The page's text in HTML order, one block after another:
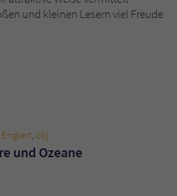
und kleinen Lesern viel Freude
, cbj
und Ozeane